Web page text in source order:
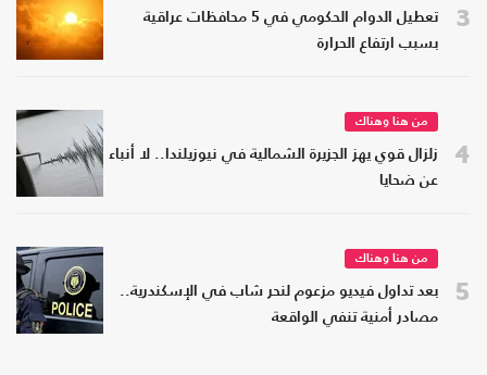
3
تعطيل الدوام الحكومي في 5 محافظات عراقية
بسبب ارتفاع الحرارة
4
من هنا وهناك
زلزال قوي يهز الجزيرة الشمالية في نيوزيلندا.. لا أنباء
عن ضحايا
5
من هنا وهناك
بعد تداول فيديو مزعوم لنحر شاب في الإسكندرية..
مصادر أمنية تنفي الواقعة